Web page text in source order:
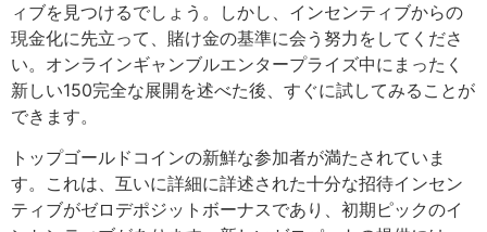
ィブを見つけるでしょう。しかし、インセンティブからの
現金化に先立って、賭け金の基準に会う努力をしてくださ
い。オンラインギャンブルエンタープライズ中にまったく
新しい150完全な展開を述べた後、すぐに試してみることが
できます。
トップゴールドコインの新鮮な参加者が満たされていま
す。これは、互いに詳細に詳述された十分な招待インセン
ティブがゼロデポジットボーナスであり、初期ピックのイ